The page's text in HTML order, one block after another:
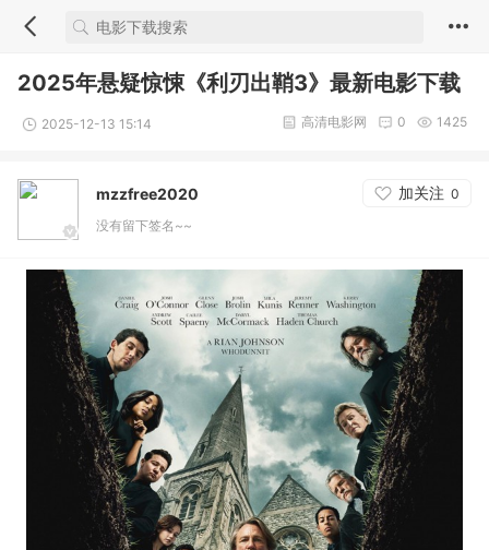
2025年悬疑惊悚《利刃出鞘3》最新电影下载
2025-12-13 15:14 1425
0
高清电影网
mzzfree2020 加关注 0
没有留下签名~~